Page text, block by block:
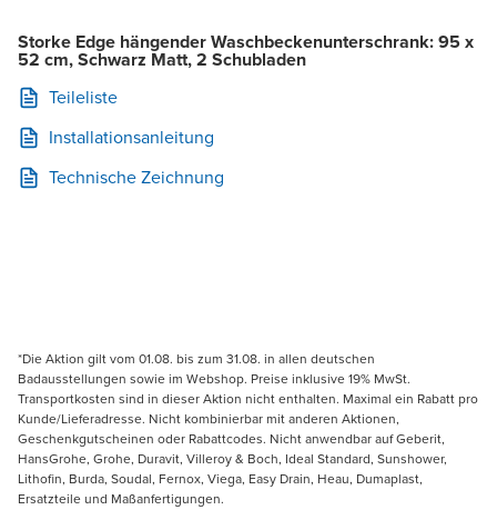
Storke Edge hängender Waschbeckenunterschrank: 95 x
52 cm, Schwarz Matt, 2 Schubladen
Teileliste
Installationsanleitung
Technische Zeichnung
*Die Aktion gilt vom 01.08. bis zum 31.08. in allen deutschen
Badausstellungen sowie im Webshop. Preise inklusive 19% MwSt.
Transportkosten sind in dieser Aktion nicht enthalten. Maximal ein Rabatt pro
Kunde/Lieferadresse. Nicht kombinierbar mit anderen Aktionen,
Geschenkgutscheinen oder Rabattcodes. Nicht anwendbar auf Geberit,
HansGrohe, Grohe, Duravit, Villeroy & Boch, Ideal Standard, Sunshower,
Lithofin, Burda, Soudal, Fernox, Viega, Easy Drain, Heau, Dumaplast,
Ersatzteile und Maßanfertigungen.